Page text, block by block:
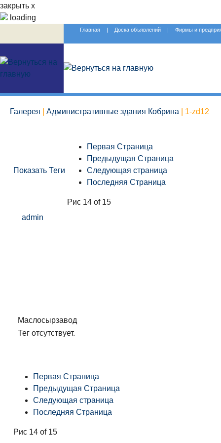
закрыть х
loading
Главная | Доска объявлений | Фирмы и
Галерея Административные здания Кобрина | 1-zd12
Показать Теги
Первая Страница
Предыдущая Страница
Следующая страница
Последняя Страница
Рис 14 of 15
admin
Маслосырзавод
Тег отсутствует.
Первая Страница
Предыдущая Страница
Следующая страница
Последняя Страница
Рис 14 of 15